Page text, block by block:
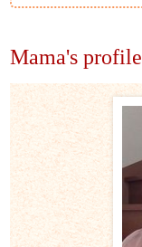
Mama's profile